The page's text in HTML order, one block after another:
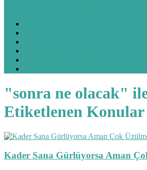
"sonra ne olacak"
Etiketlenen Konular
Kader Sana Gürlüyorsa Aman